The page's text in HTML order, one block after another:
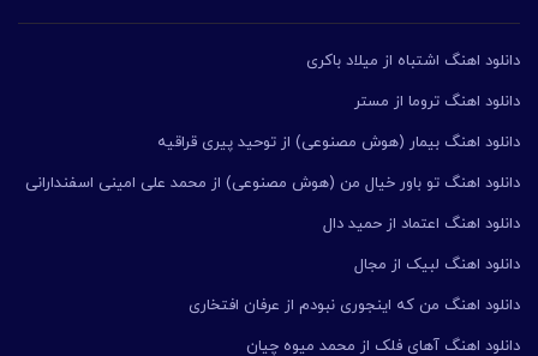
دانلود اهنگ اشتباه از میلاد باکری
دانلود اهنگ تروما از مستر
دانلود اهنگ بیمار (هوش مصنوعی) از توحید پیری قراقیه
دانلود اهنگ تو باور خیال من (هوش مصنوعی) از محمد علی امینی اسفندارانی
دانلود اهنگ اعتماد از حمید دال
دانلود اهنگ لبیک از مجال
دانلود اهنگ من که اینجوری نبودم از عرفان افتخاری
دانلود اهنگ آهای فلک از محمد میوه چیان